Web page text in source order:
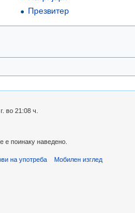
Презвитер
во 21:08 ч.
е поинаку наведено.
на употреба Мобилен изглед